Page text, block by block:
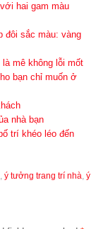
hai gam màu
đôi sắc màu: vàng
là mê không lỗi mốt
bạn chỉ muốn ở
nhà bạn
trí khéo léo đến
, ý tưởng trang trí nhà, ý